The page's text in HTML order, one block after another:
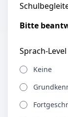
Bitte
Sprach-
Keine